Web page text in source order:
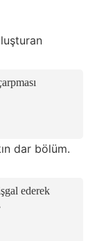
dar bölüm.
ederek